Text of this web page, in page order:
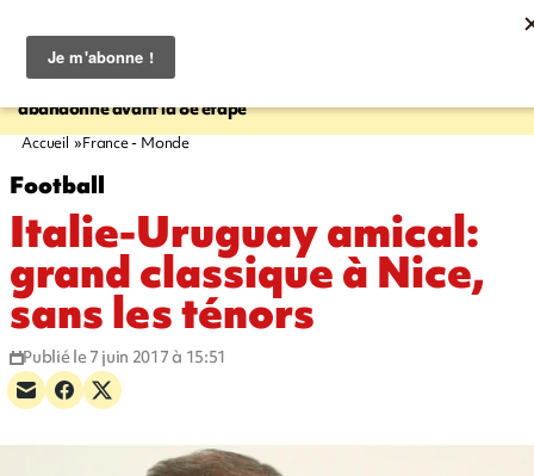
15:45
TOUR DE FRANCE
abandonne avant la 8e étape du littoral fermée,
Accueil France - Monde
Football
Italie-Uruguay amical:
grand classique à Nice,
sans les ténors
Publié le 7 juin 2017 à 15:51